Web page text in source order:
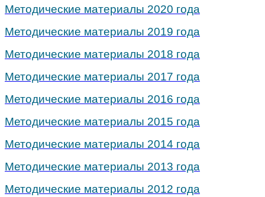
Методические материалы 2020 года
Методические материалы 2019 года
Методические материалы 2018 года
Методические материалы 2017 года
Методические материалы 2016 года
Методические материалы 2015 года
Методические материалы 2014 года
Методические материалы 2013 года
Методические материалы 2012 года